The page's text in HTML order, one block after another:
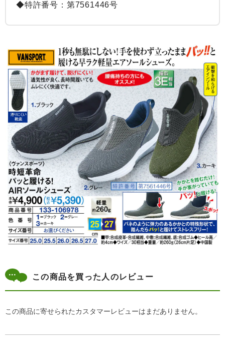
◆特許番号：第7561446号
この商品を買った人のレビュー
この商品に寄せられたカスタマーレビューはまだありません。